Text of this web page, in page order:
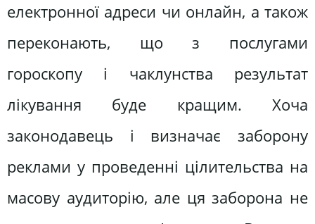
електронної адреси чи онлайн, а також
переконають, що з послугами
гороскопу і чаклунства результат
лікування буде кращим. Хоча
законодавець і визначає заборону
реклами у проведенні цілительства на
масову аудиторію, але ця заборона не